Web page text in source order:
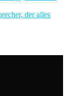
der alles